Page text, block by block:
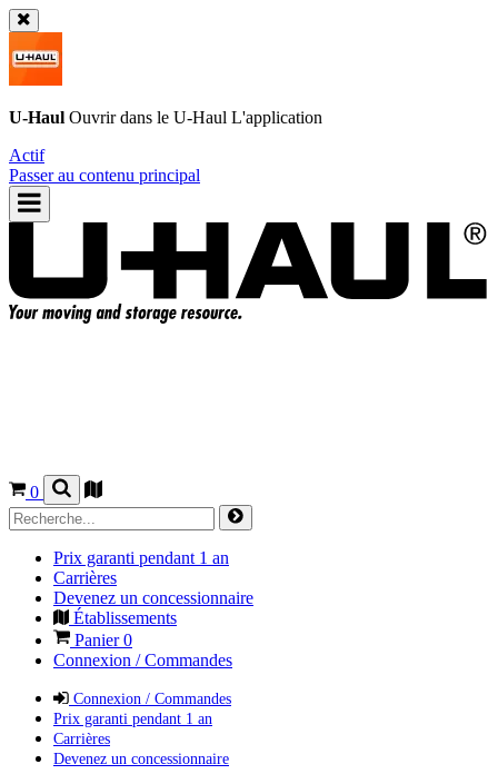
U-Haul Ouvrir dans le U-Haul L'application
Actif
Passer au contenu principal
0
Prix garanti pendant 1 an
Carrières
Devenez un concessionnaire
Établissements
Panier0
Connexion / Commandes
Connexion / Commandes
Prix garanti pendant 1 an
Carrières
Devenez un concessionnaire